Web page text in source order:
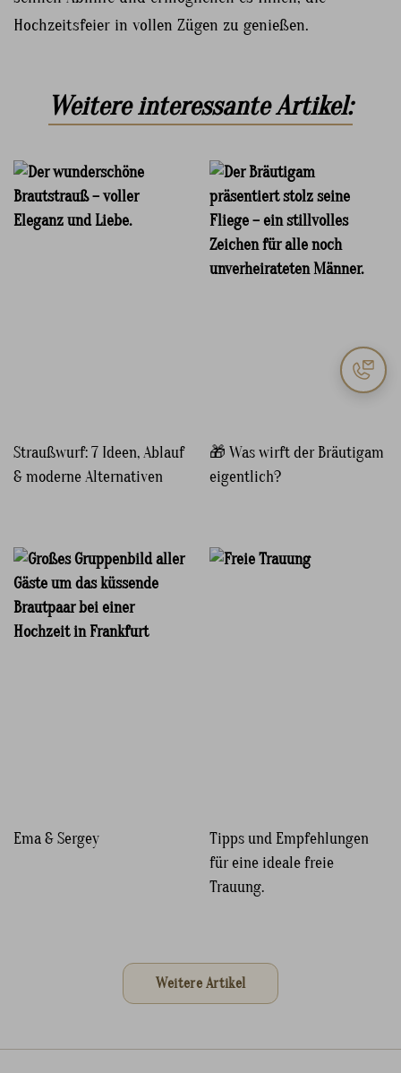
Hochzeitsfeier in vollen Zügen zu genießen.
Weitere interessante Artikel:
Straußwurf: 7 Ideen, Ablauf
& moderne Alternativen
🎁 Was wirft der Bräutigam
eigentlich?
Ema & Sergey
Tipps und Empfehlungen
für eine ideale freie
Trauung.
Weitere Artikel